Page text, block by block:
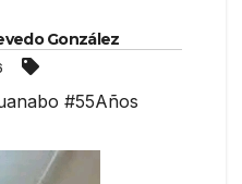
González
#55Años